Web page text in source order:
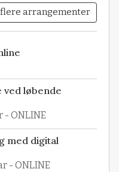
flere arrangementer
ved løbende
- ONLINE
med digital
- ONLINE